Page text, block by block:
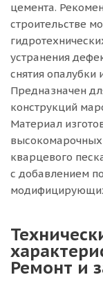
цемента.
строительстве
устранения
снятия опалубки
Предназначен
конструкций
Материал
кварцевого
с добавлением
Ремонт и